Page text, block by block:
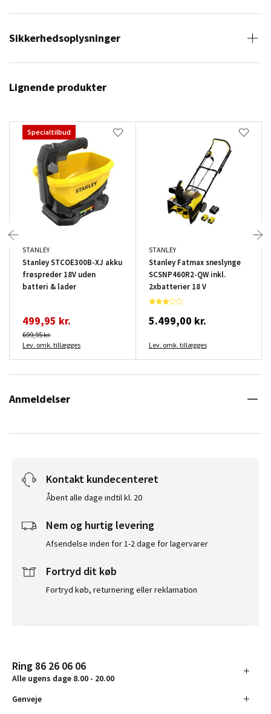
Sikkerhedsoplysninger
Lignende produkter
Specialtilbud
STANLEY
Stanley STCOE300B-XJ akku
frøspreder 18V uden
batteri & lader
499,95 kr.
699,95 kr.
Lev. omk. tillægges
STANLEY
Stanley Fatmax sneslynge
SCSNP460R2-QW inkl.
2xbatterier 18 V
5.499,00 kr.
Lev. omk. tillægges
Anmeldelser
Kontakt kundecenteret
Åbent alle dage indtil kl. 20
Nem og hurtig levering
Afsendelse inden for 1-2 dage for lagervarer
Fortryd dit køb
Fortryd køb, returnering eller reklamation
Ring 86 26 06 06
Alle ugens dage 8.00 - 20.00
Genveje